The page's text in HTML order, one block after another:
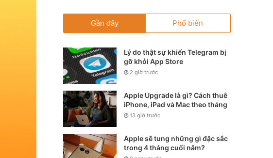
Gần đây Phổ biến
Lý do thật sự khiến Telegram bị
gỡ khỏi App Store
2 giờ trước
Apple Upgrade là gì? Cách thuê
iPhone, iPad và Mac theo tháng
13 giờ trước
Apple sẽ tung những gì đặc sắc
trong 4 tháng cuối năm?